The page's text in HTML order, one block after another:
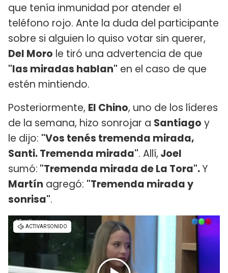
que tenía inmunidad por atender el
teléfono rojo. Ante la duda del participante
sobre si alguien lo quiso votar sin querer,
Del Moro le tiró una advertencia de que
"las miradas hablan" en el caso de que
estén mintiendo.
Posteriormente, El Chino, uno de los líderes
de la semana, hizo sonrojar a Santiago y
le dijo: "Vos tenés tremenda mirada,
Santi. Tremenda mirada". Allí, Joel
sumó: "Tremenda mirada de La Tora".Y
Martín agregó: "Tremenda mirada y
sonrisa".